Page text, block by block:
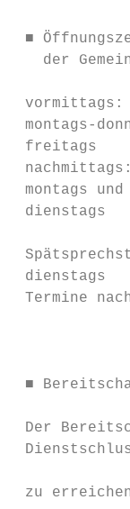
■
der
montags-
freitags
montags
dienstags
dienstags
Termine
■
Der
zu